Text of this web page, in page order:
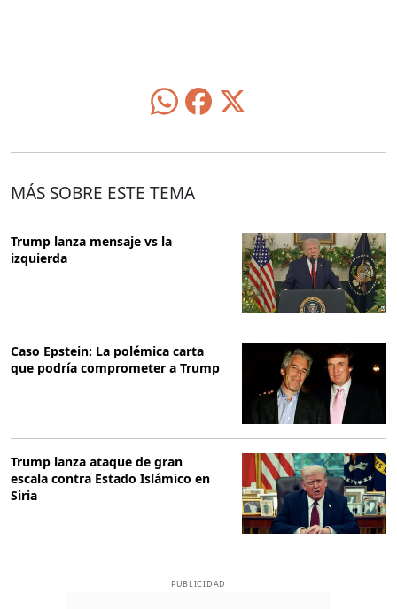
MÁS SOBRE ESTE TEMA
Trump lanza mensaje vs la
izquierda
Caso Epstein: La polémica carta
que podría comprometer a Trump
Trump lanza ataque de gran
escala contra Estado Islámico en
Siria
PUBLICIDAD